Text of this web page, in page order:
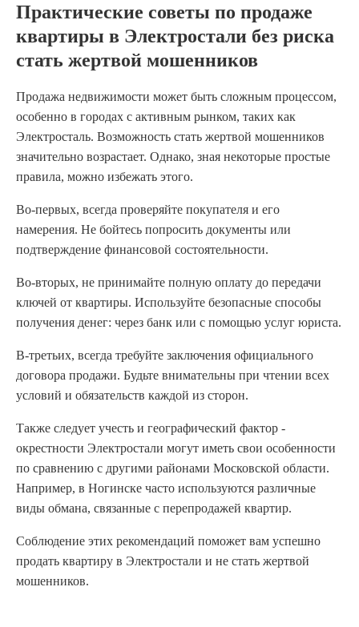
Практические советы по продаже
квартиры в Электростали без риска
стать жертвой мошенников
Продажа недвижимости может быть сложным процессом,
особенно в городах с активным рынком, таких как
Электросталь. Возможность стать жертвой мошенников
значительно возрастает. Однако, зная некоторые простые
правила, можно избежать этого.
Во-первых, всегда проверяйте покупателя и его
намерения. Не бойтесь попросить документы или
подтверждение финансовой состоятельности.
Во-вторых, не принимайте полную оплату до передачи
ключей от квартиры. Используйте безопасные способы
получения денег: через банк или с помощью услуг юриста.
В-третьих, всегда требуйте заключения официального
договора продажи. Будьте внимательны при чтении всех
условий и обязательств каждой из сторон.
Также следует учесть и географический фактор -
окрестности Электростали могут иметь свои особенности
по сравнению с другими районами Московской области.
Например, в Ногинске часто используются различные
виды обмана, связанные с перепродажей квартир.
Соблюдение этих рекомендаций поможет вам успешно
продать квартиру в Электростали и не стать жертвой
мошенников.